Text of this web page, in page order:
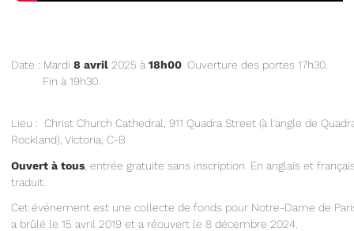
Date : Mardi 8 avril 2025 à 18h00. Ouverture des portes 17h30.
Fin à 19h30.
Lieu : Christ Church Cathedral, 911 Quadra Street (à l'angle de
Rockland), Victoria, C-B
Ouvert à tous , entrée gratuite sans inscription. En anglais et
traduit.
Cet événement est une collecte de fonds pour Notre-Dame de
a brûlé le 15 avril 2019 et a réouvert le 8 décembre 2024.